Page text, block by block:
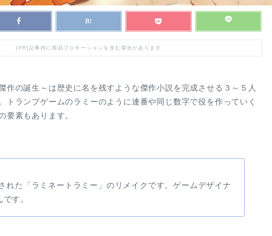
[PR]記事内に商品プロモーションを含む場合があります
作の誕生～は歴史に名を残すような傑作小説を完成させる３～５人
トランプゲームのラミーのように連番や同じ数字で役を作っていく
要素もあります。
れた「ラミネートラミー」のリメイクです。ゲームデザイナ
す。